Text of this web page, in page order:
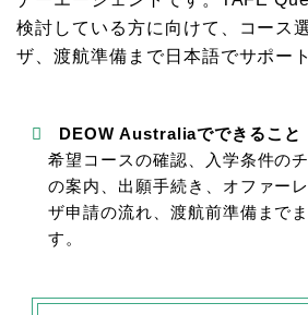
検討している方に向けて、コース
ザ、渡航準備まで日本語でサポー
DEOW Australiaでできること
希望コースの確認、入学条件の
の案内、出願手続き、オファー
ザ申請の流れ、渡航前準備まで
す。